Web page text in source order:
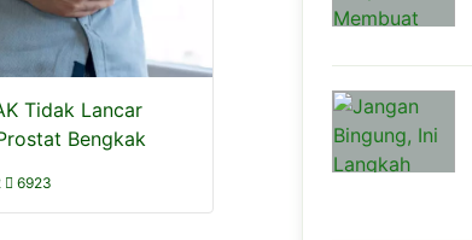
Tidak Lancar
Bengkak
6923